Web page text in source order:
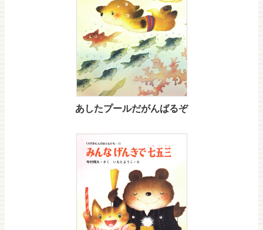
あしたプールだがんばるぞ